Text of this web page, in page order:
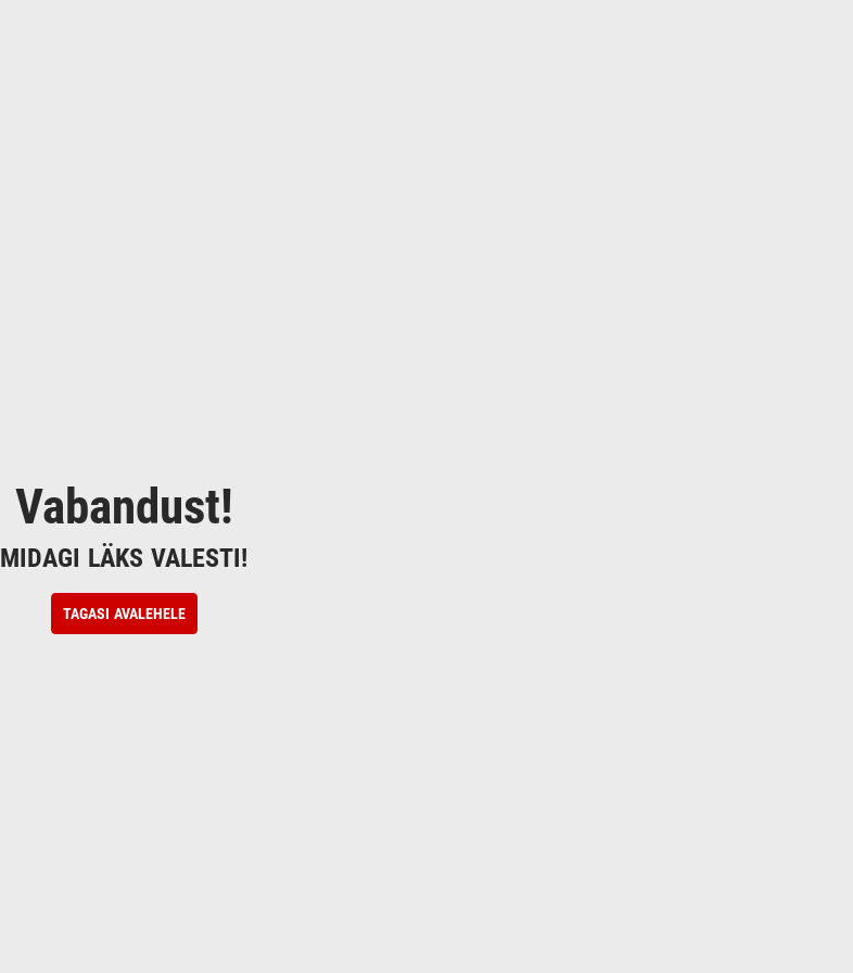
Vabandust!
MIDAGI LÄKS VALESTI!
TAGASI AVALEHELE